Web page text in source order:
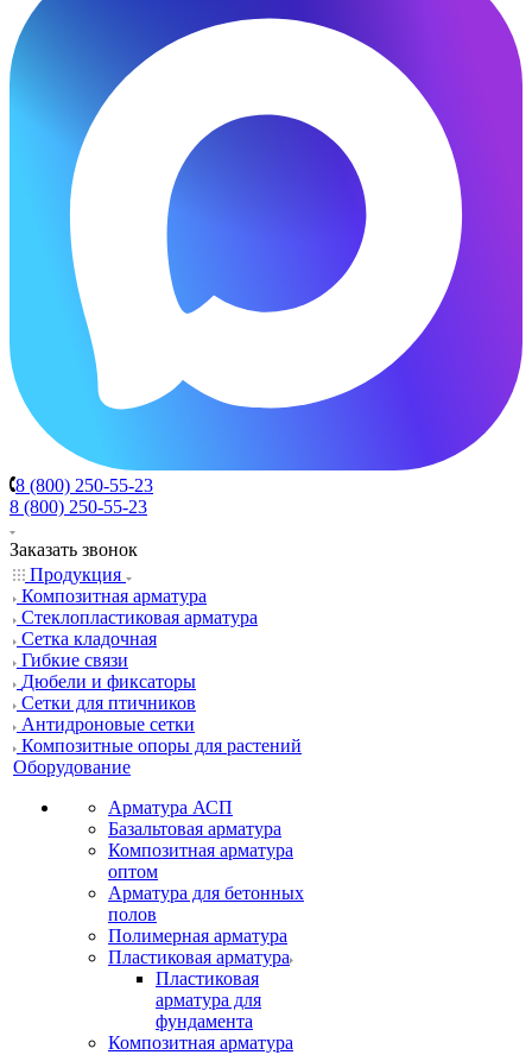
8 (800) 250-55-23
8 (800) 250-55-23
Заказать звонок
Продукция
Композитная арматура
Cтеклопластиковая арматура
Сетка кладочная
Гибкие связи
Дюбели и фиксаторы
Сетки для птичников
Антидроновые сетки
Композитные опоры для растений
Оборудование
Арматура АСП
Базальтовая арматура
Композитная арматура
оптом
Арматура для бетонных
полов
Полимерная арматура
Пластиковая арматура
Пластиковая
арматура для
фундамента
Композитная арматура